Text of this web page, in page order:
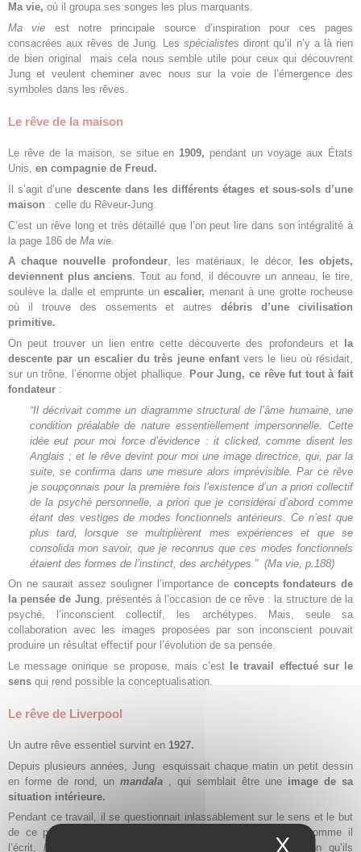
Ma vie, où il groupa ses songes les plus marquants.
Ma vie est notre principale source d’inspiration pour ces pages
consacrées aux rêves de Jung. Les spécialistesdiront qu’il n’y a là rien
de bien original mais cela nous semble utile pour ceux qui découvrent
Jung et veulent cheminer avec nous sur la voie de l’émergence des
symboles dans les rêves.
Le rêve de la maison
Le rêve de la maison, se situe en1909, pendant un voyage aux États
Unis, en compagnie de Freud.
Il s’agit d’une descente dans les différents étages et sous-sols d’une
maison : celle du Rêveur-Jung.
C’est un rêve long et très détaillé que l’on peut lire dans son intégralité à
la page 186 de Ma vie.
A chaque nouvelle profondeur, les matériaux, le décor,
les objets,
deviennent plus anciens. Tout au fond, il découvre un anneau, le tire,
soulève la dalle et emprunte unescalier, menant à une grotte rocheuse
où il trouve des ossements et autresdébris d’une civilisation
primitive.
On peut trouver un lien entre cette découverte des profondeurs et
la
descente par un escalier du très jeune enfantvers le lieu où résidait,
sur un trône, l’énorme objet phallique.
Pour Jung, ce rêve fut tout à fait
fondateur :
“Il décrivait comme un diagramme structural de l’âme humaine, une
condition préalable de nature essentiellement impersonnelle. Cette
idée eut pour moi force d’évidence : it clicked, comme disent les
Anglais ; et le rêve devint pour moi une image directrice, qui, par la
suite, se confirma dans une mesure alors imprévisible. Par ce rêve
je soupçonnais pour la première fois l’existence d’un a priori collectif
de la psyché personnelle, a priori que je considérai d’abord comme
étant des vestiges de modes fonctionnels antérieurs. Ce n’est que
plus tard, lorsque se multiplièrent mes expériences et que se
consolida mon savoir, que je reconnus que ces modes fonctionnels
étaient des formes de l’instinct, des archétypes.” (Ma vie, p.188)
On ne saurait assez souligner l’importance de concepts fondateurs de
la pensée de Jung, présentés à l’occasion de ce rêve : la structure de la
psyché, l’inconscient collectif, les archétypes. Mais, seule sa
collaboration avec les images proposées par son inconscient pouvait
produire un résultat effectif pour l’évolution de sa pensée.
Le message onirique se propose, mais c’est
le travail effectué sur le
sens qui rend possible la conceptualisation.
Le rêve de Liverpool
Un autre rêve essentiel survint en 1927.
Depuis plusieurs années, Jung esquissait chaque matin un petit dessin
en forme de rond, un mandala , qui semblait être une image de sa
situation intérieure.
Pendant ce travail, il se questionnait inlassablement sur le sens et le but
de ce processus de l’inconscient. Ses dessins lui étaient, comme il
l’écrit,livrés journellement. Il avait, intuitivement, l’impression qu’ils
X